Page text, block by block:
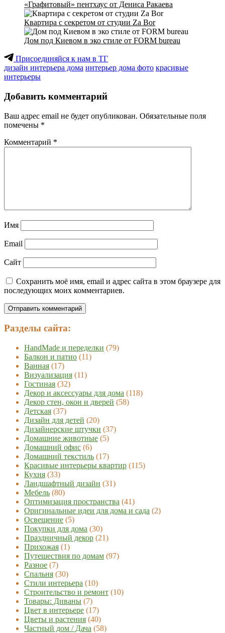
«Графитовый» пентхаус от Дениса Ракаева
Квартира с секретом от студии Za Bor
Дом под Киевом в эко стиле от FORM bureau
Присоединяйся к нам в ТГ
дизайн интерьера дома интерьер дома фото красивые
интерьеры
Добавить комментарий
Ваш адрес email не будет опубликован. Обязательные поля
помечены *
Комментарий *
Имя
Email
Сайт
Сохранить моё имя, email и адрес сайта в этом браузере для
последующих моих комментариев.
Разделы сайта:
HandMade и переделки (79)
Балкон и патио (11)
Ванная (17)
Визуализация (11)
Гостиная (32)
Декор и аксессуары для дома (118)
Декор стен, окон и дверей (58)
Детская (37)
Дизайн для детей (20)
Дизайнерские штучки (37)
Домашние животные (5)
Домашний офис (6)
Домашний текстиль (17)
Красивые интерьеры квартир (115)
Кухня (33)
Ландшафтный дизайн (31)
Мебель (80)
Оптимизация пространства (41)
Оригинальные идеи для дома и сада (2)
Освещение (5)
Покупки для дома (30)
Праздничный декор (21)
Прихожая (1)
Путешествия по домам (97)
Разное (7)
Спальня (30)
Стили интерьера (10)
Строительство и ремонт (10)
Товары: Диваны (7)
Цвет в интерьере (17)
Цветы и растения (40)
Частный дом / Дача (58)